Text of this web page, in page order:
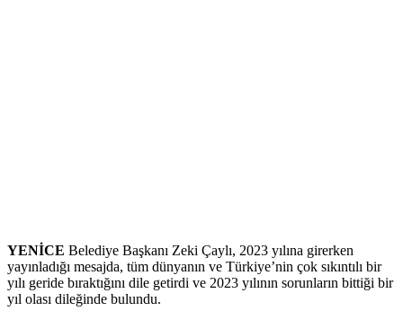
YENİCE Belediye Başkanı Zeki Çaylı, 2023 yılına girerken
yayınladığı mesajda, tüm dünyanın ve Türkiye’nin çok sıkıntılı bir
yılı geride bıraktığını dile getirdi ve 2023 yılının sorunların bittiği bir
yıl olası dileğinde bulundu.